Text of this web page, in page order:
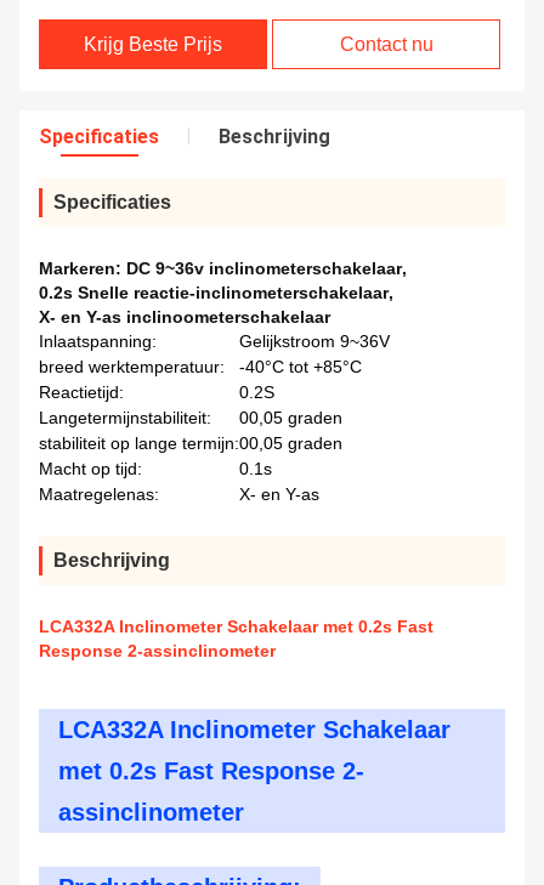
Krijg Beste Prijs Contact nu
Specificaties Beschrijving
Specificaties
Markeren: DC 9~36v inclinometerschakelaar,
0.2s Snelle reactie-inclinometerschakelaar,
X- en Y-as inclinoometerschakelaar
Inlaatspanning:
Gelijkstroom 9~36V
breed werktemperatuur:
-40°C tot +85°C
Reactietijd:
0.2S
Langetermijnstabiliteit:
00,05 graden
stabiliteit op lange termijn:00,05 graden
Macht op tijd:
0.1s
Maatregelenas:
X- en Y-as
Beschrijving
LCA332A Inclinometer Schakelaar met 0.2s Fast
Response 2-assinclinometer
LCA332A Inclinometer Schakelaar
met 0.2s Fast Response 2-
assinclinometer